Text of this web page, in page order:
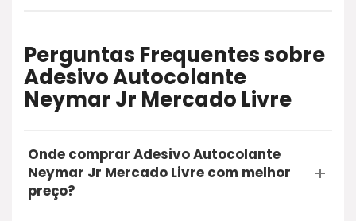
Perguntas Frequentes sobre
Adesivo Autocolante
Neymar Jr Mercado Livre
Onde comprar Adesivo Autocolante
Neymar Jr Mercado Livre com melhor
preço?